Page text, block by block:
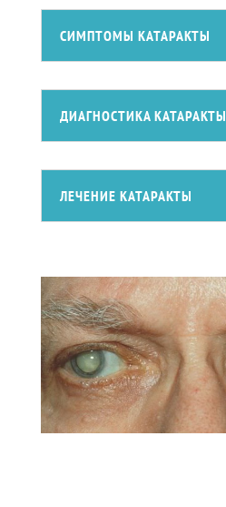
СИМПТОМЫ КАТАРАКТЫ
ДИАГНОСТИКА КАТАРАКТЫ
ЛЕЧЕНИЕ КАТАРАКТЫ